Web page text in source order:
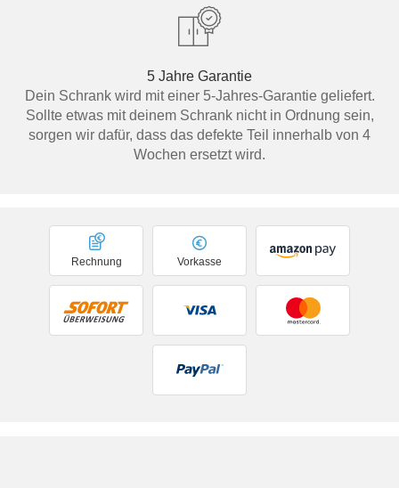
5 Jahre Garantie
Dein Schrank wird mit einer 5-Jahres-Garantie geliefert.
Sollte etwas mit deinem Schrank nicht in Ordnung sein,
sorgen wir dafür, dass das defekte Teil innerhalb von 4
Wochen ersetzt wird.
Vorkasse
Rechnung